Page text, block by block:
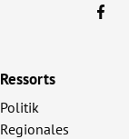
Ressorts
Politik
Regionales